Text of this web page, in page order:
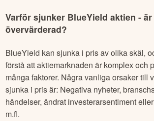
Varför sjunker BlueYield aktien -
övervärderad?
BlueYield kan sjunka i pris av olika skäl,
förstå att aktiemarknaden är komplex och
många faktorer. Några vanliga orsaker till
sjunka i pris är: Negativa nyheter,
händelser, ändrat investerarsentiment
m.fl.